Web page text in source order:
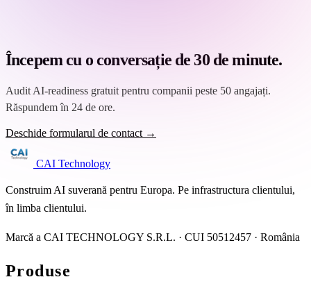
Începem cu o conversație de 30 de minute.
Audit AI-readiness gratuit pentru companii peste 50 angajați.
Răspundem în 24 de ore.
Deschide formularul de contact →
CAI Technology
Construim AI suverană pentru Europa. Pe infrastructura clientului,
în limba clientului.
Marcă a CAI TECHNOLOGY S.R.L. · CUI 50512457 · România
Produse